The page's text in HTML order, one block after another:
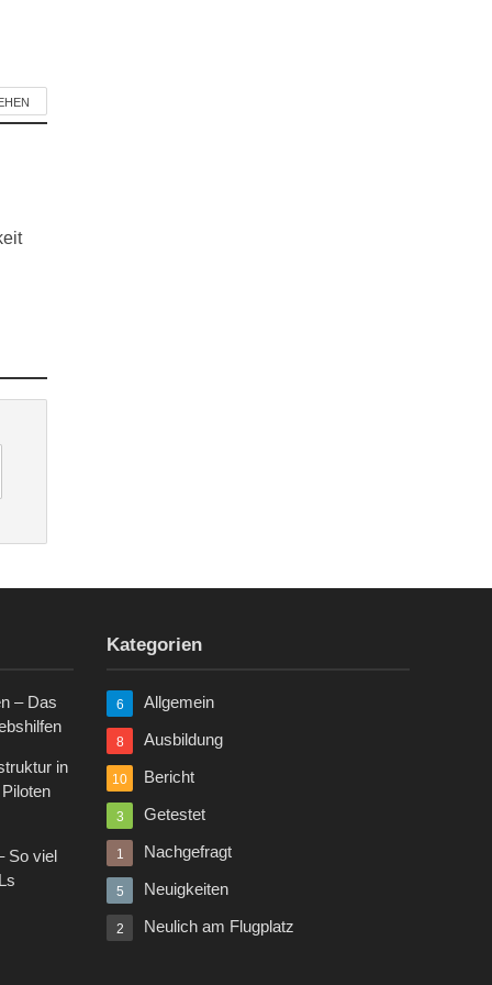
– Das
in
So viel
Kategorien
Allgemein
6
Ausbildung
8
Bericht
10
Getestet
3
Nachgefragt
1
Neuigkeiten
5
Neulich am Flugplatz
2